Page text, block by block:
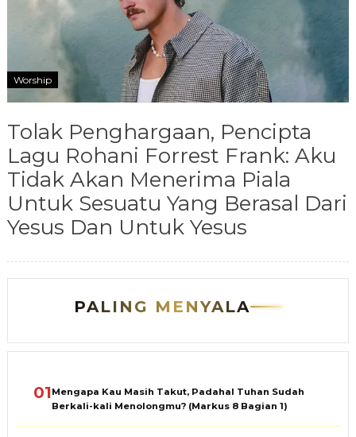
Worship
Tolak Penghargaan, Pencipta
Lagu Rohani Forrest Frank: Aku
Tidak Akan Menerima Piala
Untuk Sesuatu Yang Berasal Dari
Yesus Dan Untuk Yesus
PALING MENYALA
01Mengapa Kau Masih Takut, Padahal Tuhan Sudah
Berkali-kali Menolongmu? (Markus 8 Bagian 1)